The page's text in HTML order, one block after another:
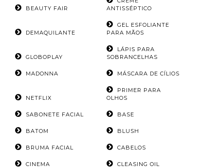
BEAUTY FAIR
ANTISSÉPTICO
DEMAQUILANTE
GEL ESFOLIANTE
PARA MÃOS
GLOBOPLAY
LÁPIS PARA
SOBRANCELHAS
MADONNA MÁSCARA DE CÍLIOS
NETFLIX
PRIMER PARA
OLHOS
SABONETE FACIAL BASE
BATOM BLUSH
BRUMA FACIAL CABELOS
CINEMA CLEASING OIL